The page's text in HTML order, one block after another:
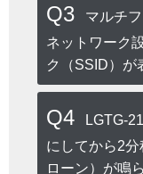
Q3
マルチ
ネットワーク
ク（SSID）が
Q4
LGTG-
にしてから2
ローン）が鳴